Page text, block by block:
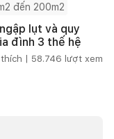
đến 200m2
lụt và quy
đình 3 thế hệ
| 58.746 lượt xem